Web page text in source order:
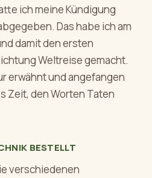
ich meine Kündigung
Das habe ich am
damit den ersten
Weltreise gemacht.
erwähnt und angefangen
Zeit, den Worten Taten
BESTELLT
verschiedenen